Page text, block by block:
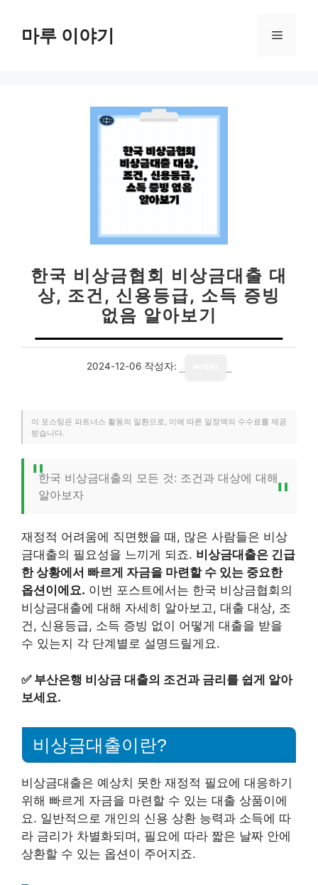
마루 이야기 메
한국 비상금협회 비상금대출 대
상, 조건, 신용등급, 소득 증빙
없음 알아보기
2024-12-06 작성자:
이 포스팅은 파트너스 활동의 일환으로, 이에 따른 일정액의 수수료를 제공
받습니다.
한국 비상금대출의 모든 것: 조건과 대상에 대해
알아보자
재정적 어려움에 직면했을 때, 많은 사람들은 비상
금대출의 필요성을 느끼게 되죠. 비상금대출은 긴급
한 상황에서 빠르게 자금을 마련할 수 있는 중요한
옵션이에요. 이번 포스트에서는 한국 비상금협회의
비상금대출에 대해 자세히 알아보고, 대출 대상, 조
건, 신용등급, 소득 증빙 없이 어떻게 대출을 받을
수 있는지 각 단계별로 설명드릴게요.
✅ 부산은행 비상금 대출의 조건과 금리를 쉽게 알아
보세요.
비상금대출이란?
비상금대출은 예상치 못한 재정적 필요에 대응하기
위해 빠르게 자금을 마련할 수 있는 대출 상품이에
요. 일반적으로 개인의 신용 상환 능력과 소득에 따
라 금리가 차별화되며, 필요에 따라 짧은 날짜 안에
상환할 수 있는 옵션이 주어지죠.